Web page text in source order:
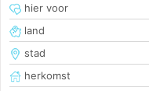
hier voor
land
stad
herkomst